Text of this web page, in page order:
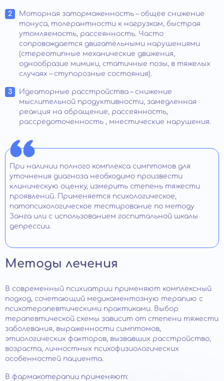
Моторная заторможенность – общее снижение
тонуса, толерантности к нагрузкам, быстрая
утомляемость, рассеянность. Часто
сопровождается двигательными нарушениями
(стереотипные механические движения,
однообразие мимики, статичные позы, в тяжелых
случаях – ступорозные состояния).
Идеаторные расстройства – снижение
мыслительной продуктивности, замедленная
реакция на обращение, рассеянность,
рассредоточенность , мнестические нарушения.
При наличии полного комплекса симптомов для
уточнения диагноза необходимо произвести
клиническую оценку, измерить степень тяжести
проявлений. Применяется психологическое,
патопсихологическое тестирование по методу
Занга или с использованием госпитальной шкалы
депрессии.
Методы лечения
В современный психиатрии применяют комплексный
подход, сочетающий медикаментозную терапию с
психотерапевтическими практиками. Выбор
терапевтической схемы зависит от степени тяжести
заболевания, выраженности симптомов,
этиологических факторов, вызвавших расстройство,
возраста, личностных психофизиологических
особенностей пациента.
В фармакотерапии применяют: